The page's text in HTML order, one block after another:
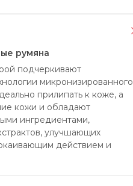
румяна
подчеркивают
микронизированного
прилипать к коже, а
кожи и обладают
ингредиентами,
улучшающих
действием и